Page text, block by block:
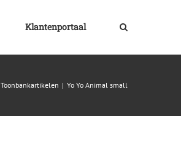
Klantenportaal
Toonbankartikelen | Yo Yo Animal small